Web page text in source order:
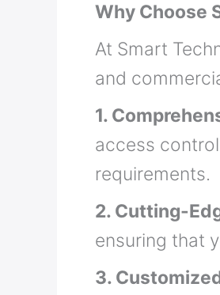
Why Choose
At Smart
and
1.
access
requirements.
2. Cutting-
ensuring that
3.